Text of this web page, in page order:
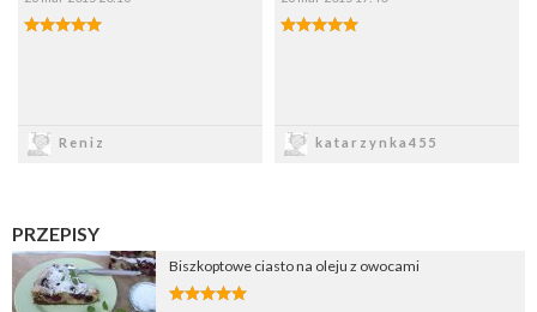
Reniz katarzynka455
PRZEPISY
Biszkoptowe ciasto na oleju z owocami